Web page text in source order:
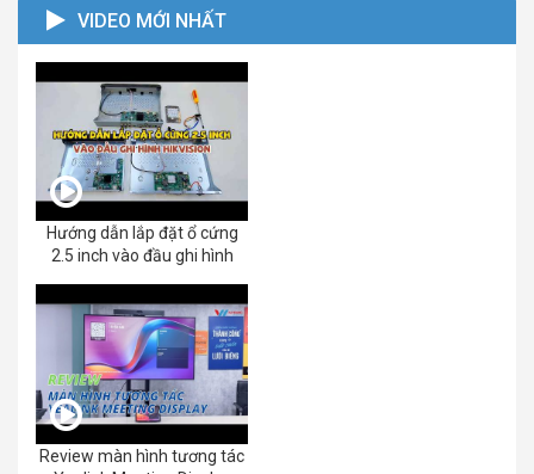
VIDEO MỚI NHẤT
Hướng dẫn lắp đặt ổ cứng
2.5 inch vào đầu ghi hình
Review màn hình tương tác